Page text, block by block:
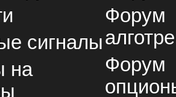
сигналы
на
Форум
Форум